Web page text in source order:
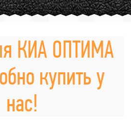
КИА ОПТИМА
купить у
нас!